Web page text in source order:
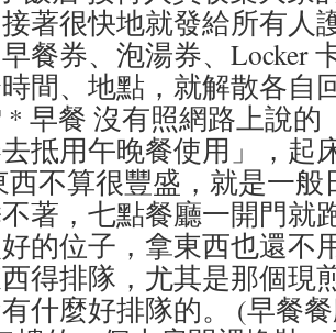
接著很快地就發給所有人
餐券、泡湯券、Locker
間、地點，就解散各自
* 早餐 沒有照網路上說的
抵用午晚餐使用」，起
西不算很豐盛，就是一
著，七點餐廳一開門就
的位子，拿東西也還不
得排隊，尤其是那個現
什麼好排隊的。 (早餐